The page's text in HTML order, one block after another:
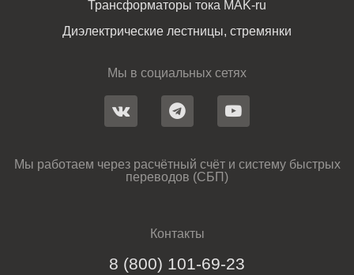
Трансформаторы тока MAK-ru
Диэлектрические лестницы, стремянки
Мы в социальных сетях
Мы работаем через расчётный счёт и систему быстрых
переводов (СБП)
Контакты
8 (800) 101-69-23